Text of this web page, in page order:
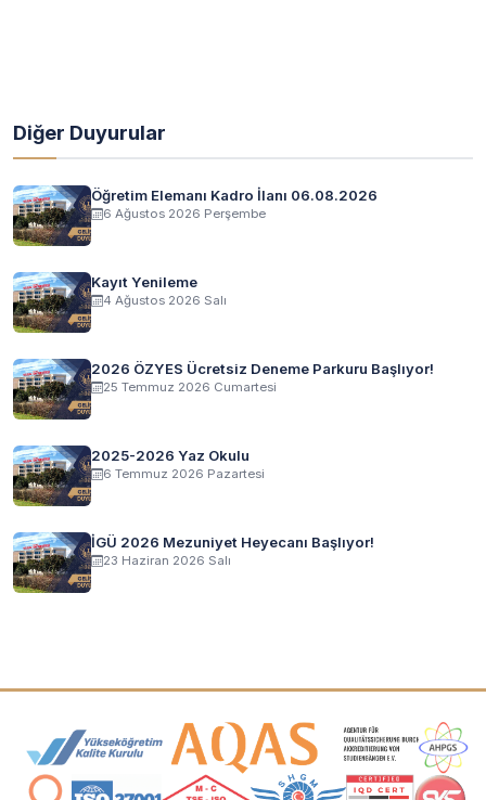
Diğer Duyurular
Öğretim Elemanı Kadro İlanı 06.08.2026
6 Ağustos 2026 Perşembe
Kayıt Yenileme
4 Ağustos 2026 Salı
2026 ÖZYES Ücretsiz Deneme Parkuru Başlıyor!
25 Temmuz 2026 Cumartesi
2025-2026 Yaz Okulu
6 Temmuz 2026 Pazartesi
İGÜ 2026 Mezuniyet Heyecanı Başlıyor!
23 Haziran 2026 Salı
Akreditasyon ve Üyelik Logoları